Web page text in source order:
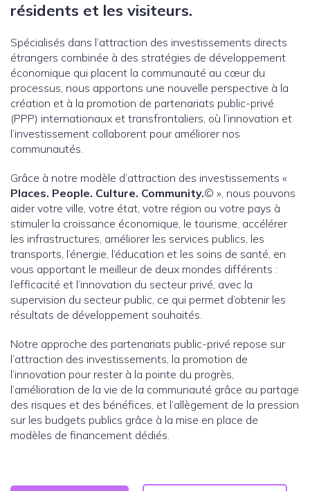
résidents et les visiteurs.
Spécialisés dans l’attraction des investissements directs
étrangers combinée à des stratégies de développement
économique qui placent la communauté au cœur du
processus, nous apportons une nouvelle perspective à la
création et à la promotion de partenariats public-privé
(PPP) internationaux et transfrontaliers, où l’innovation et
l’investissement collaborent pour améliorer nos
communautés.
Grâce à notre modèle d’attraction des investissements «
Places. People. Culture. Community.© », nous pouvons
aider votre ville, votre état, votre région ou votre pays à
stimuler la croissance économique, le tourisme, accélérer
les infrastructures, améliorer les services publics, les
transports, l’énergie, l’éducation et les soins de santé, en
vous apportant le meilleur de deux mondes différents :
l’efficacité et l’innovation du secteur privé, avec la
supervision du secteur public, ce qui permet d’obtenir les
résultats de développement souhaités.
Notre approche des partenariats public-privé repose sur
l’attraction des investissements, la promotion de
l’innovation pour rester à la pointe du progrès,
l’amélioration de la vie de la communauté grâce au partage
des risques et des bénéfices, et l’allègement de la pression
sur les budgets publics grâce à la mise en place de
modèles de financement dédiés.